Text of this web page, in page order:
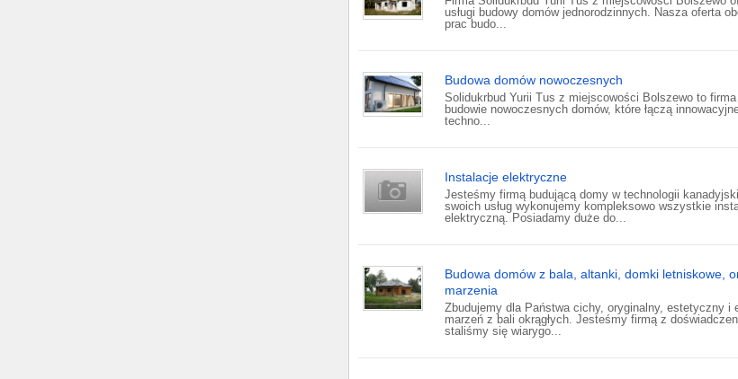
usługi budowy domów jednorodzinnych. Nasza oferta
prac budo...
Budowa domów nowoczesnych
Solidukrbud Yurii Tus z miejscowości Bolszewo to
budowie nowoczesnych domów, które łączą
techno...
Instalacje elektryczne
Jesteśmy firmą budującą domy w technologii
swoich usług wykonujemy kompleksowo wszystkie
elektryczną. Posiadamy duże do...
Budowa domów z bala, altanki, domki letniskowe,
marzenia
Zbudujemy dla Państwa cichy, oryginalny, estetyczny i
marzeń z bali okrągłych. Jesteśmy firmą z
staliśmy się wiarygo...